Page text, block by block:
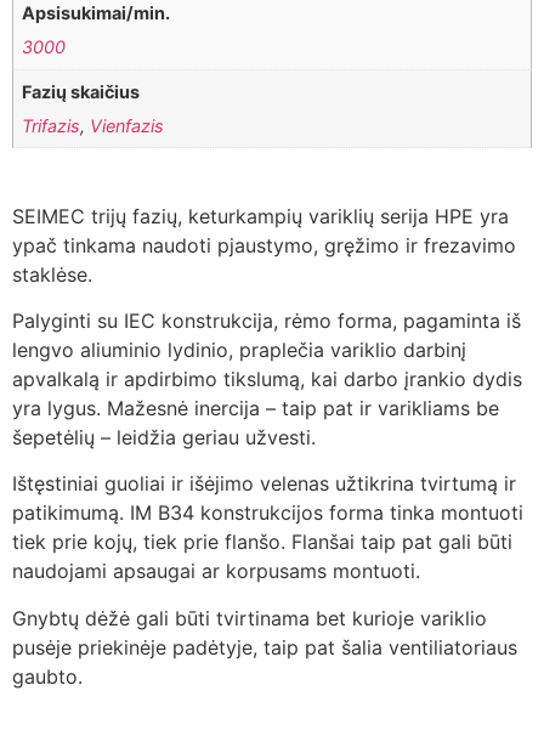
Apsisukimai/min.
3000
Fazių skaičius
Trifazis, Vienfazis
SEIMEC trijų fazių, keturkampių variklių serija HPE yra
ypač tinkama naudoti pjaustymo, gręžimo ir frezavimo
staklėse.
Palyginti su IEC konstrukcija, rėmo forma, pagaminta iš
lengvo aliuminio lydinio, praplečia variklio darbinį
apvalkalą ir apdirbimo tikslumą, kai darbo įrankio dydis
yra lygus. Mažesnė inercija – taip pat ir varikliams be
šepetėlių – leidžia geriau užvesti.
Ištęstiniai guoliai ir išėjimo velenas užtikrina tvirtumą ir
patikimumą. IM B34 konstrukcijos forma tinka montuoti
tiek prie kojų, tiek prie flanšo. Flanšai taip pat gali būti
naudojami apsaugai ar korpusams montuoti.
Gnybtų dėžė gali būti tvirtinama bet kurioje variklio
pusėje priekinėje padėtyje, taip pat šalia ventiliatoriaus
gaubto.